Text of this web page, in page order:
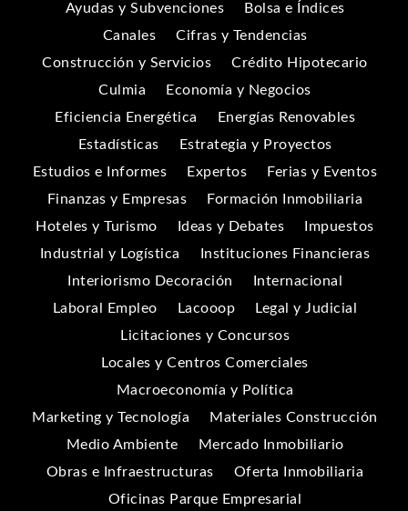
Ayudas y Subvenciones
Bolsa e Índices
Canales
Cifras y Tendencias
Construcción y Servicios
Crédito Hipotecario
Culmia
Economía y Negocios
Eficiencia Energética
Energías Renovables
Estadísticas
Estrategia y Proyectos
Estudios e Informes
Expertos
Ferias y Eventos
Finanzas y Empresas
Formación Inmobiliaria
Hoteles y Turismo
Ideas y Debates
Impuestos
Industrial y Logística
Instituciones Financieras
Interiorismo Decoración
Internacional
Laboral Empleo
Lacooop
Legal y Judicial
Licitaciones y Concursos
Locales y Centros Comerciales
Macroeconomía y Política
Marketing y Tecnología
Materiales Construcción
Medio Ambiente
Mercado Inmobiliario
Obras e Infraestructuras
Oferta Inmobiliaria
Oficinas Parque Empresarial